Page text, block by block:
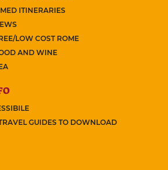
ITINERARIES
LOW COST ROME
AND WINE
GUIDES TO DOWNLOAD